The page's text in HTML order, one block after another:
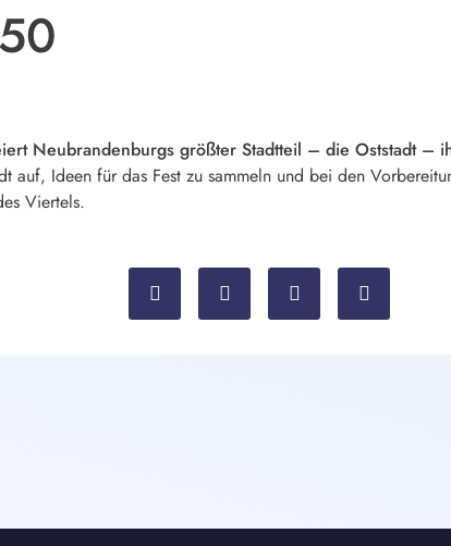
Neubrandenburgs größter Stadtteil – die Oststadt –
auf, Ideen für das Fest zu sammeln und bei den
Viertels.